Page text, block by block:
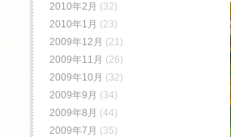
2010年2月 (32)
2010年1月 (23)
2009年12月 (21)
2009年11月 (26)
2009年10月 (32)
2009年9月 (34)
2009年8月 (44)
2009年7月 (35)